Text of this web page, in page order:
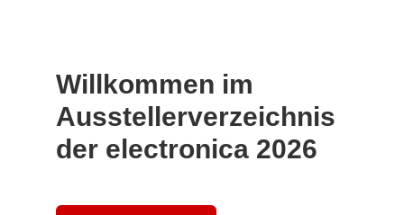
Willkommen im
Ausstellerverzeichnis
der electronica 2026